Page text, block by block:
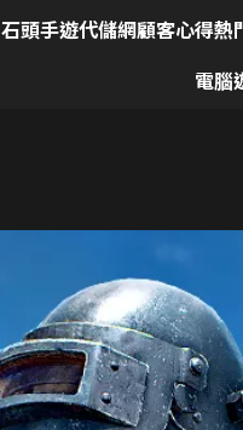
石頭手遊代儲網顧客心得熱
電腦